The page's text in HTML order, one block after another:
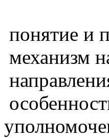
понятие и
механизм